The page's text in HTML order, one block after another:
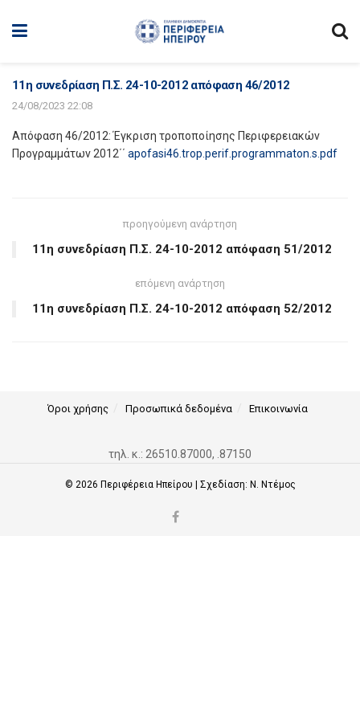
11η συνεδρίαση Π.Σ. 24-10-2012 απόφαση 46/2012
24/08/2023 22:08
Απόφαση 46/2012: Έγκριση τροποποίησης Περιφερειακών
Προγραμμάτων 2012΄΄ apofasi46.trop.perif.programmaton.s.pdf
προηγούμενη ανάρτηση
11η συνεδρίαση Π.Σ. 24-10-2012 απόφαση 51/2012
επόμενη ανάρτηση
11η συνεδρίαση Π.Σ. 24-10-2012 απόφαση 52/2012
Όροι χρήσης Προσωπικά δεδομένα Επικοινωνία
τηλ. κ.: 26510.87000, .87150
© 2026 Περιφέρεια Ηπείρου | Σχεδίαση: Ν. Ντέμος